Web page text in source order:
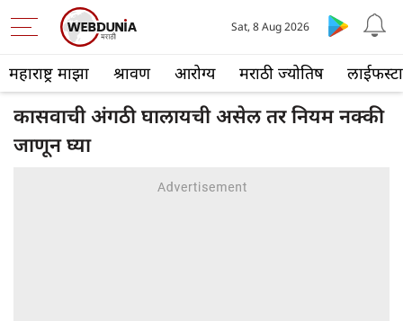
महाराष्ट्र माझा श्रावण आरोग्य मराठी ज्योतिष
Sat, 8 Aug 2026
कासवाची अंगठी घालायची असेल तर नियम नक्की
जाणून घ्या